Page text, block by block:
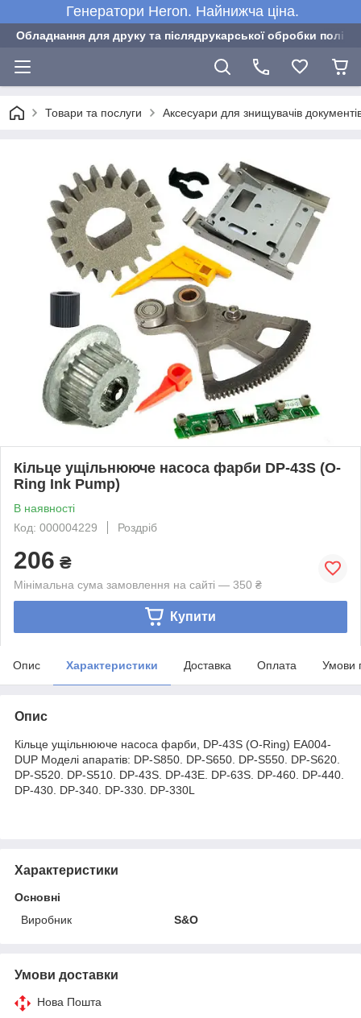
Генератори Heron. Найнижча ціна.
Обладнання для друку та післядрукарської обробки
Товари та послуги Аксесуари для знищувачів
Кільце ущільнююче насоса фарби DP-43S (O-
Ring Ink Pump)
В наявності
Код: 000004229
Роздріб
206 ₴
Мінімальна сума замовлення на сайті — 350 ₴
Купити
Опис Характеристики Доставка Оплата Умови
Опис
Кільце ущільнююче насоса фарби, DP-43S (O-Ring) EA004-
DUP Моделі апаратів: DP-S850. DP-S650. DP-S550. DP-S620.
DP-S520. DP-S510. DP-43S. DP-43E. DP-63S. DP-460. DP-440.
DP-430. DP-340. DP-330. DP-330L
Характеристики
Основні
Виробник
S&O
Умови доставки
Нова Пошта